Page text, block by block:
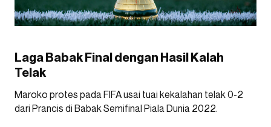
Laga Babak Final dengan Hasil Kalah
Telak
Maroko protes pada FIFA usai tuai kekalahan telak 0-2
dari Prancis di Babak Semifinal Piala Dunia 2022.